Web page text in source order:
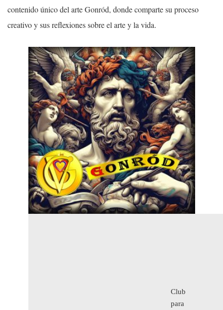
contenido único del arte Gonród, donde comparte su proceso
creativo y sus reflexiones sobre el arte y la vida.
Club
para